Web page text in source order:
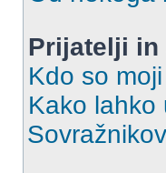
Prijatelji in
Kdo so
Kako lahko